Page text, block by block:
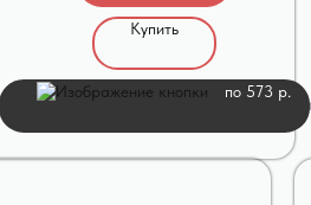
Купить
по 573 р.